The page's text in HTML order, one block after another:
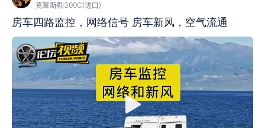
克莱斯勒300C(进口)
房车四路监控，网络信号 房车新风，空气流通